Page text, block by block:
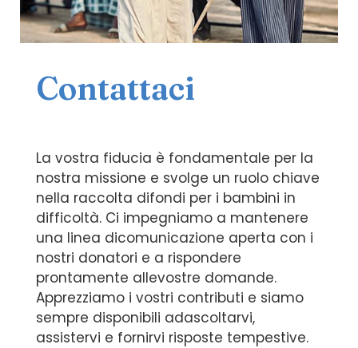
Contattaci
La vostra fiducia è fondamentale per la
nostra missione e svolge un ruolo chiave
nella raccolta difondi per i bambini in
difficoltà. Ci impegniamo a mantenere
una linea dicomunicazione aperta con i
nostri donatori e a rispondere
prontamente allevostre domande.
Apprezziamo i vostri contributi e siamo
sempre disponibili adascoltarvi,
assistervi e fornirvi risposte tempestive.